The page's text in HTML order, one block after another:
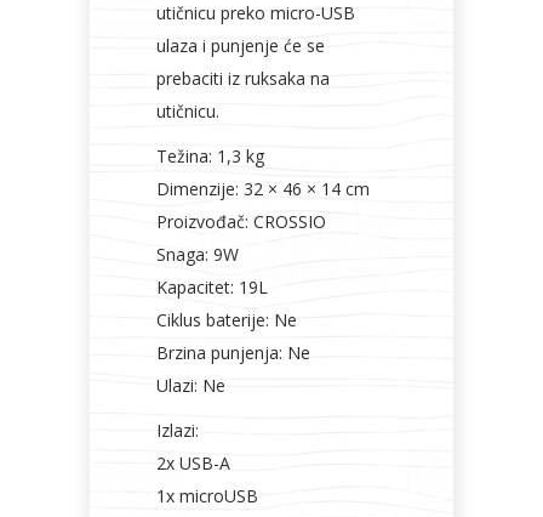
utičnicu preko micro-USB
ulaza i punjenje će se
prebaciti iz ruksaka na
utičnicu.
Težina: 1,3 kg
Dimenzije: 32 × 46 × 14 cm
Proizvođač: CROSSIO
Snaga: 9W
Kapacitet: 19L
Ciklus baterije: Ne
Brzina punjenja: Ne
Ulazi: Ne
Izlazi:
2x USB-A
1x microUSB